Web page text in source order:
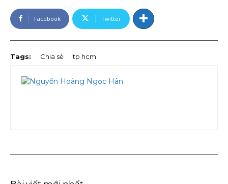
Facebook Twitter
Tags: Chia sẻ tp hcm